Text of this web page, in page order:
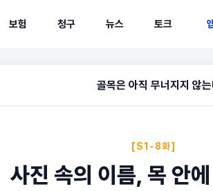
보험 청구 뉴스 토크 앱
골목은 아직 무너지지 않
[S1-8화]
사진 속의 이름, 목 안